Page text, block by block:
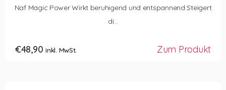
Naf Magic Power Wirkt beruhigend und entspannend Steigert
di...
€48,90 inkl. MwSt. Zum Produkt